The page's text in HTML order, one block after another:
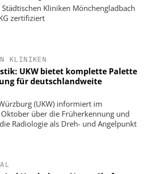
Kliniken Mönchengladbach
zertifiziert
KLINIKEN
UKW bietet komplette Palette
für deutschlandweite
(UKW) informiert im
über die Früherkennung und
Radiologie als Dreh- und Angelpunkt